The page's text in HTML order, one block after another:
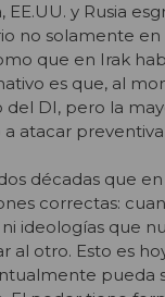
EE.UU. y Rusia
no solamente
que en Irak
es que, al
del DI, pero la
atacar
décadas que
correctas:
ideologías que
al otro. Esto es
pueda